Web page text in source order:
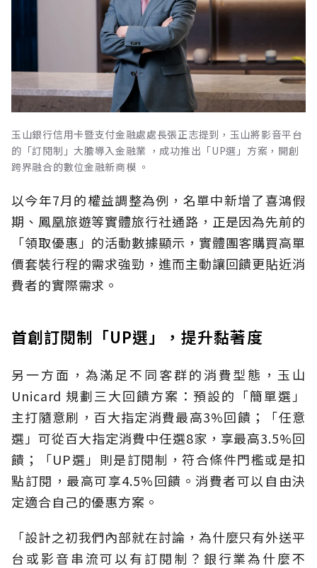
玉山銀行信用卡暨支付金融處處長張正志提到，玉山將影音平台
的「訂閱制」大膽導入金融業 ，成功推出「UP選」方案，開創
跨界融合的數位金融新商模 。
以今年7月的權益調整為例，名單中新增了喜鴻假
期、鳳凰旅遊等實體旅行社通路，正是因為先前的
「領取優惠」的活動數據顯示，實體團客購買高單
價套裝行程的需求強勁，進而主動讓回饋更貼近消
費者的實際需求。
首創訂閱制「UP選」，提升黏著度
另一方面，為滿足不同客群的消費型態，玉山
Unicard 規劃三大回饋方案：預設的「簡單選」
主打隨意刷，百大指定消費最高3%回饋；「任意
選」可從百大指定消費中任選8家，享最高3.5%回
饋；「UP選」則是訂閱制，符合條件門檻或是扣
點訂閱，最高可享4.5%回饋。消費者可以自由決
定適合自己的優惠方案。
「設計之初我們內部就在討論，為什麼只有外送平
台或影音串流可以有訂閱制？銀行業為什麼不